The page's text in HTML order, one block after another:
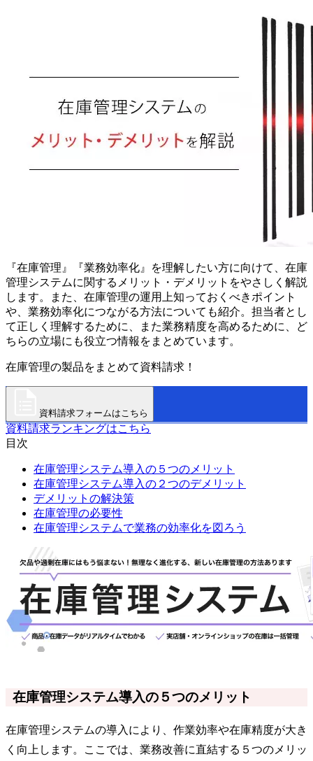
『在庫管理』『業務効率化』を理解したい方に向けて、在庫
管理システムに関するメリット・デメリットをやさしく解説
します。また、在庫管理の運用上知っておくべきポイント
や、業務効率化につながる方法についても紹介。担当者とし
て正しく理解するために、また業務精度を高めるために、ど
ちらの立場にも役立つ情報をまとめています。
在庫管理の製品をまとめて資料請求！
資料請求フォームはこちら
資料請求ランキングはこちら
目次
在庫管理システム導入の５つのメリット
在庫管理システム導入の２つのデメリット
デメリットの解決策
在庫管理の必要性
在庫管理システムで業務の効率化を図ろう
在庫管理システム導入の５つのメリット
在庫管理システムの導入により、作業効率や在庫精度が大き
く向上します。ここでは、業務改善に直結する５つのメリッ